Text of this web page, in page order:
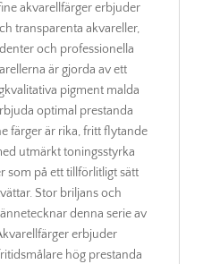
akvarellfärger erbjuder
transparenta akvareller,
och professionella
är gjorda av ett
pigment malda
optimal prestanda
färger är rika, fritt flytande
utmärkt toningsstyrka
som på ett tillförlitligt sätt
Stor briljans och
denna serie av
erbjuder
hög prestanda